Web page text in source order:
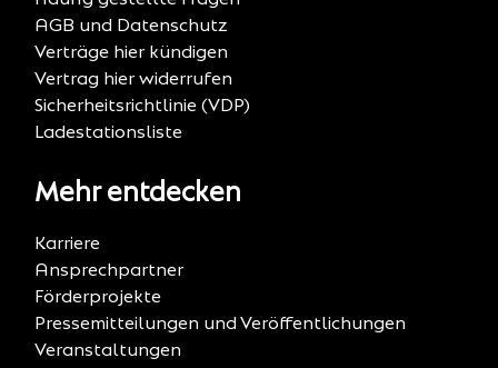
AGB und Datenschutz
Verträge hier kündigen
Vertrag hier widerrufen
Sicherheitsrichtlinie (VDP)
Ladestationsliste
Mehr entdecken
Karriere
Ansprechpartner
Förderprojekte
Pressemitteilungen und Veröffentlichungen
Veranstaltungen